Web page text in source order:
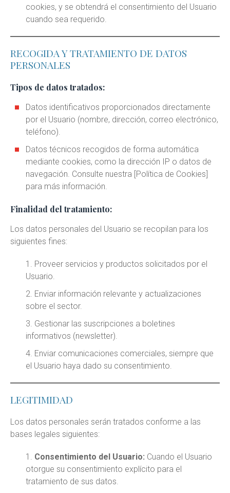
cookies, y se obtendrá el consentimiento del Usuario
cuando sea requerido.
RECOGIDA Y TRATAMIENTO DE DATOS
PERSONALES
Tipos de datos tratados:
Datos identificativos proporcionados directamente
por el Usuario (nombre, dirección, correo electrónico,
teléfono).
Datos técnicos recogidos de forma automática
mediante cookies, como la dirección IP o datos de
navegación. Consulte nuestra [Política de Cookies]
para más información.
Finalidad del tratamiento:
Los datos personales del Usuario se recopilan para los
siguientes fines:
Proveer servicios y productos solicitados por el
Usuario.
Enviar información relevante y actualizaciones
sobre el sector.
Gestionar las suscripciones a boletines
informativos (newsletter).
Enviar comunicaciones comerciales, siempre que
el Usuario haya dado su consentimiento.
LEGITIMIDAD
Los datos personales serán tratados conforme a las
bases legales siguientes:
Consentimiento del Usuario: Cuando el Usuario
otorgue su consentimiento explícito para el
tratamiento de sus datos.